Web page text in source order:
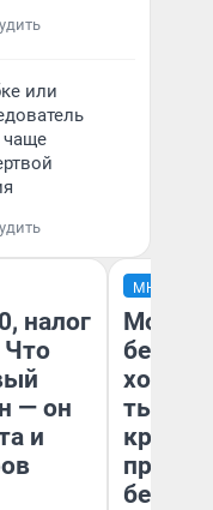
или
чаще
налог
Что
— он
и
МНЕНИЕ
Мой
хотела
тысяч,